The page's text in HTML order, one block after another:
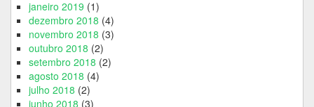
janeiro 2019 (1)
dezembro 2018 (4)
novembro 2018 (3)
outubro 2018 (2)
setembro 2018 (2)
agosto 2018 (4)
julho 2018 (2)
junho 2018 (3)